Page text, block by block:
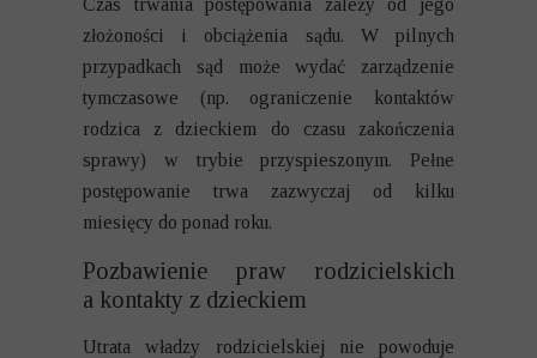
Czas trwania postępowania zależy od jego
złożoności i obciążenia sądu. W pilnych
przypadkach sąd może wydać zarządzenie
tymczasowe (np. ograniczenie kontaktów
rodzica z dzieckiem do czasu zakończenia
sprawy) w trybie przyspieszonym. Pełne
postępowanie trwa zazwyczaj od kilku
miesięcy do ponad roku.
Pozbawienie praw rodzicielskich
a kontakty z dzieckiem
Utrata władzy rodzicielskiej nie powoduje